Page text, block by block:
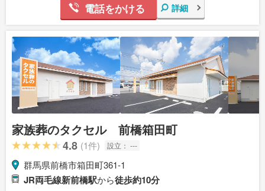
電話をかける 詳細
家族葬のタクセル 前橋箱田町
4.8 (1件) 設立： ---
群馬県前橋市箱田町361-1
JR両毛線新前橋駅から徒歩約10分